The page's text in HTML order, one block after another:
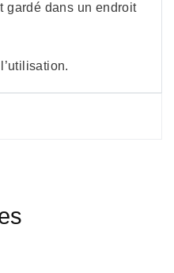
gardé dans un endroit